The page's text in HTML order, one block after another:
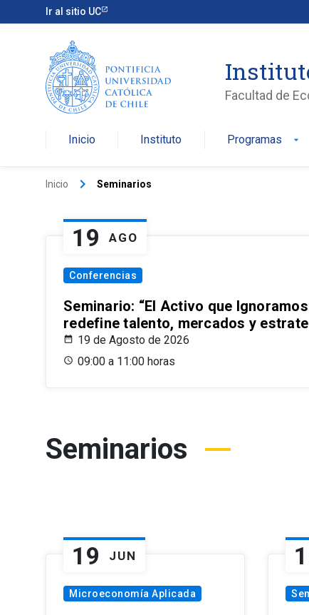
Ir al sitio UC
Facultad de
Inicio Instituto Programas arrow_drop_down
Inicio keyboard_arrow_right Seminarios
19 AGO
Conferencias
Seminario: “El Activo que
redefine talento, mercados y
19 de Agosto de 2026
09:00 a 11:00 horas
Seminarios
19 JUN
Microeconomía Aplicada